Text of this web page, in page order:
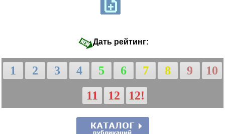
Дать рейтинг:
1 2 3 4 5 6 7 8 9
10
11
12 12!